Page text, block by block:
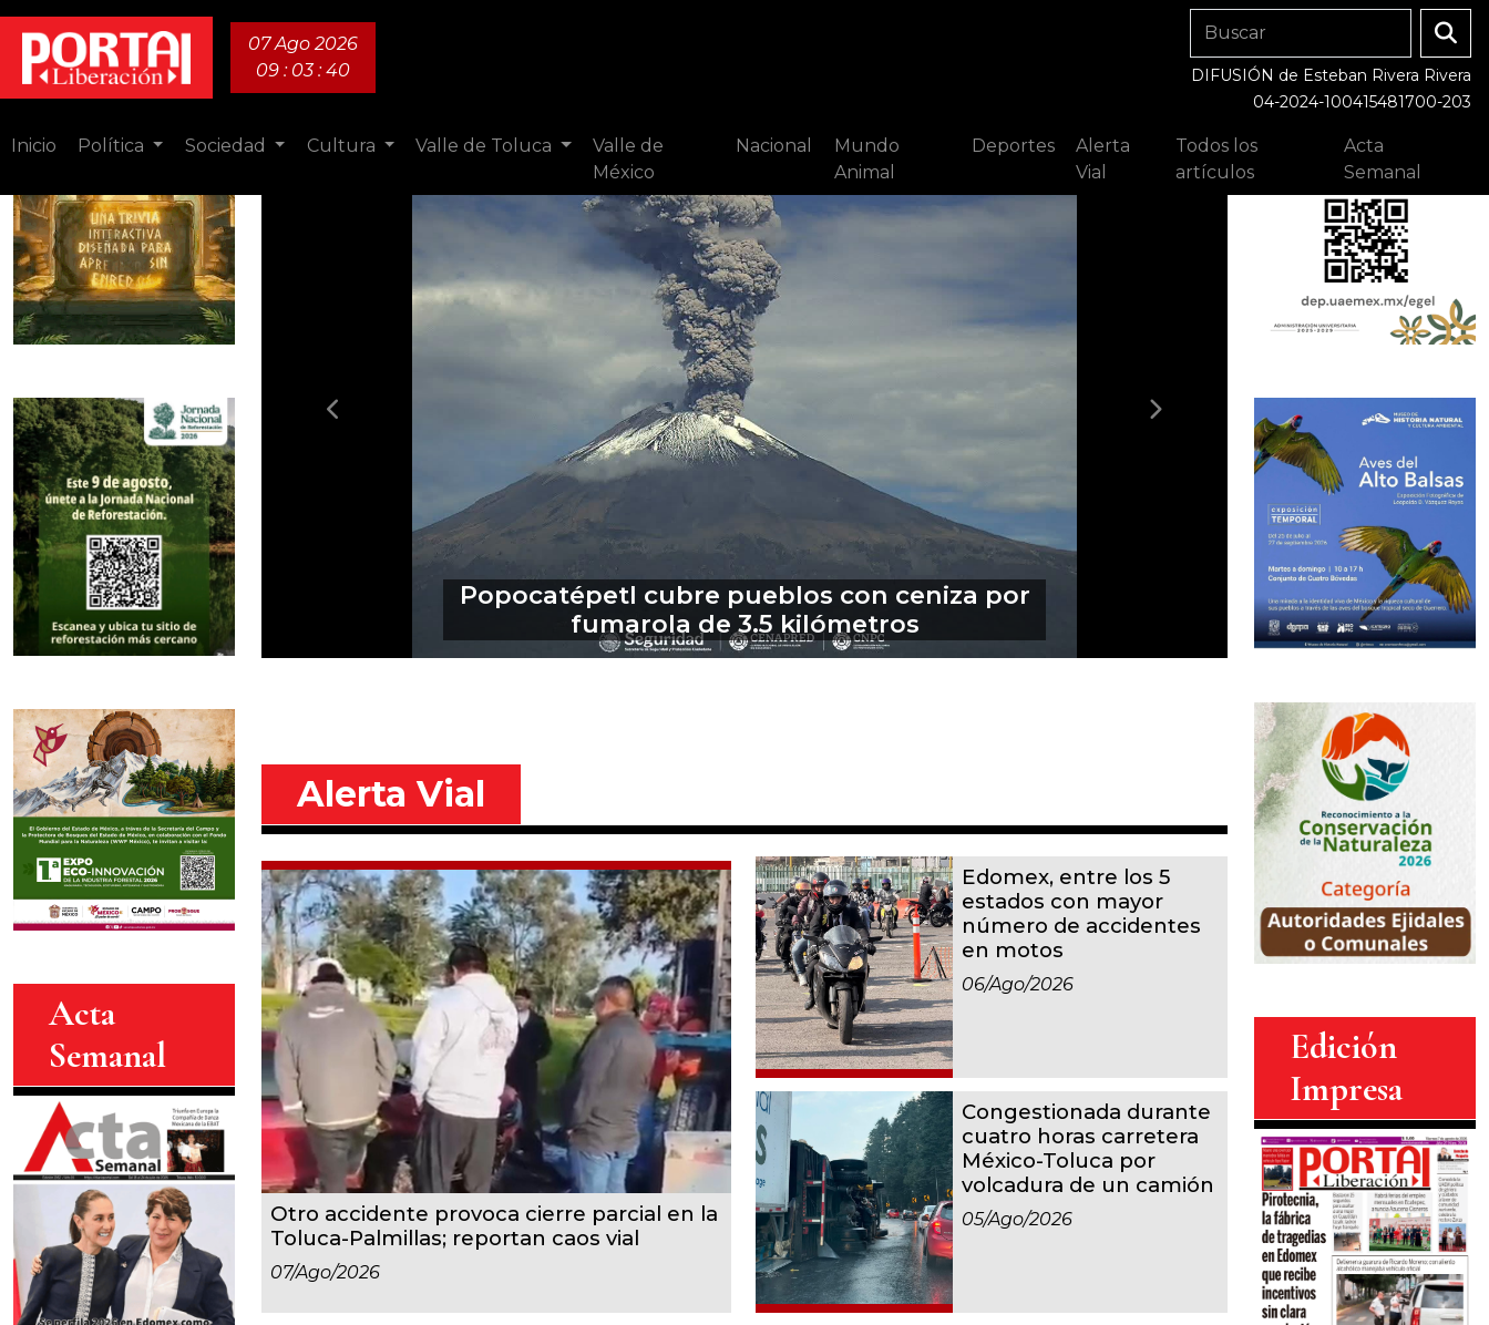
07 Ago 2026
09 : 03 : 42
DIFUSIÓN de Esteban Rivera Rivera
04-2024-100415481700-203
Inicio Política Sociedad Cultura Valle de Toluca
Valle de
México
Nacional
Mundo
Animal
Deportes
Alerta
Vial
Todos los
artículos
Acta
Semanal
Acta
Semanal
Perfila Cabildo de Toluca la aprobación a bodegas en
Independencia contra voluntad de residentes
Alerta Vial
Otro accidente provoca cierre parcial en la
Toluca-Palmillas; reportan caos vial
07/ago/2026
Edomex, entre los 5
estados con mayor
número de accidentes
en motos
06/ago/2026
Congestionada durante
cuatro horas carretera
México-Toluca por
volcadura de un camión
05/ago/2026
Edición
Impresa